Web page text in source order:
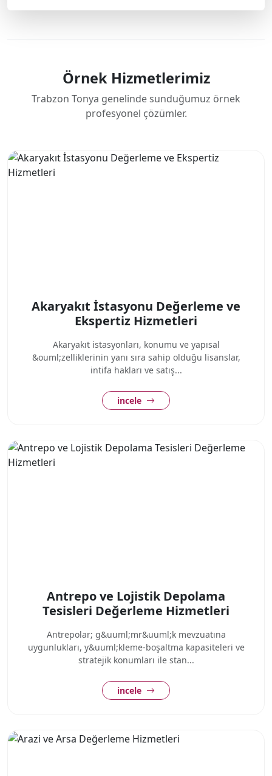
Örnek Hizmetlerimiz
Trabzon Tonya genelinde sunduğumuz örnek
profesyonel çözümler.
Akaryakıt İstasyonu Değerleme ve
Ekspertiz Hizmetleri
Akaryakıt istasyonları, konumu ve yapısal
&ouml;zelliklerinin yanı sıra sahip olduğu lisanslar,
intifa hakları ve satış...
incele
Antrepo ve Lojistik Depolama
Tesisleri Değerleme Hizmetleri
Antrepolar; g&uuml;mr&uuml;k mevzuatına
uygunlukları, y&uuml;kleme-boşaltma kapasiteleri ve
stratejik konumları ile stan...
incele